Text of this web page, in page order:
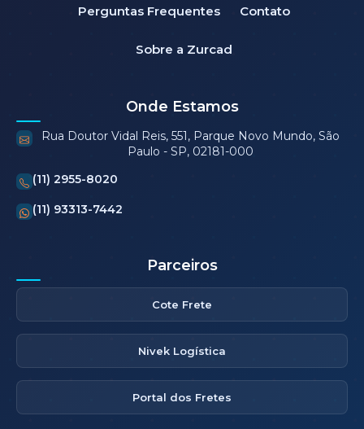
Perguntas Frequentes Contato
Sobre a Zurcad
Onde Estamos
Rua Doutor Vidal Reis, 551, Parque Novo Mundo, São
Paulo - SP, 02181-000
(11) 2955-8020
(11) 93313-7442
Parceiros
Cote Frete
Nivek Logística
Portal dos Fretes